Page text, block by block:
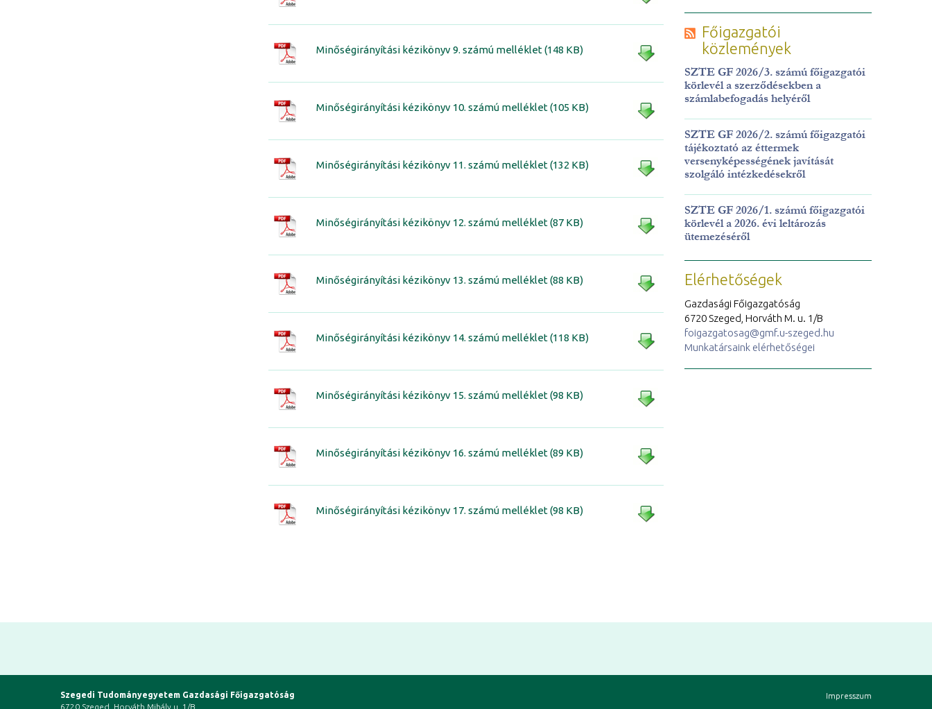
Minőségirányítási kézikönyv 9. számú melléklet (148 KB)
Minőségirányítási kézikönyv 10. számú melléklet (105 KB)
Minőségirányítási kézikönyv 11. számú melléklet (132 KB)
Minőségirányítási kézikönyv 12. számú melléklet (87 KB)
Minőségirányítási kézikönyv 13. számú melléklet (88 KB)
Minőségirányítási kézikönyv 14. számú melléklet (118 KB)
Minőségirányítási kézikönyv 15. számú melléklet (98 KB)
Minőségirányítási kézikönyv 16. számú melléklet (89 KB)
Minőségirányítási kézikönyv 17. számú melléklet (98 KB)
Főigazgatói
közlemények
SZTE GF 2026/3. számú főigazgatói
körlevél a szerződésekben a
számlabefogadás helyéről
SZTE GF 2026/2. számú főigazgatói
tájékoztató az éttermek
versenyképességének javítását
szolgáló intézkedésekről
SZTE GF 2026/1. számú főigazgatói
körlevél a 2026. évi leltározás
ütemezéséről
Elérhetőségek
Gazdasági Főigazgatóság
6720 Szeged, Horváth M. u. 1/B
foigazgatosag@gmf.u-szeged.hu
Munkatársaink elérhetőségei
Szegedi Tudományegyetem Gazdasági Főigazgatóság
6720 Szeged, Horváth Mihály u. 1/B
Impresszum